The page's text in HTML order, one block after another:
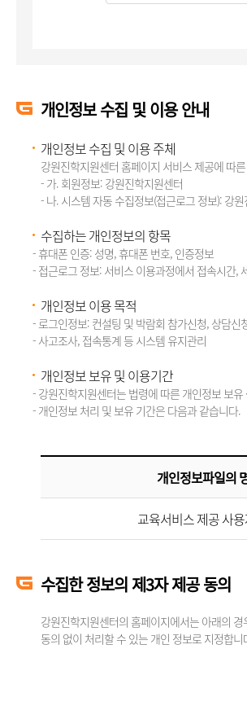
개인정보 수집 및 이용 안내
개인정보 수집 및 이용 주체
강원진학지원센터 홈페이지 서비스 제공에 따
- 가. 회원정보: 강원진학지원센터
- 나. 시스템 자동 수집정보(접근로그 정보): 강
수집하는 개인정보의 항목
- 휴대폰 인증: 성명, 휴대폰 번호, 인증정보
- 접근로그 정보: 서비스 이용과정에서 접속시간,
개인정보 이용 목적
- 로그인정보: 컨설팅 및 박람회 참가신청, 상담신
- 사고조사, 접속통계 등 시스템 유지관리
개인정보 보유 및 이용기간
- 강원진학지원센터는 법령에 따른 개인정보 보
- 개인정보 처리 및 보유 기간은 다음과 같습니다.
개인정보파일의
교육서비스 제공 사
수집한 정보의 제3자 제공 동의
강원진학지원센터의 홈페이지에서는 아래의
동의 없이 처리할 수 있는 개인 정보로 지정합니